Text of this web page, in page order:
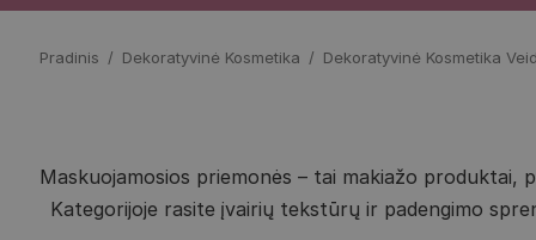
Pradinis Dekoratyvinė Kosmetika Dekoratyvinė Kosmetika
Maskuojamosios priemonės – tai makiažo
Kategorijoje rasite įvairių tekstūrų ir padengimo